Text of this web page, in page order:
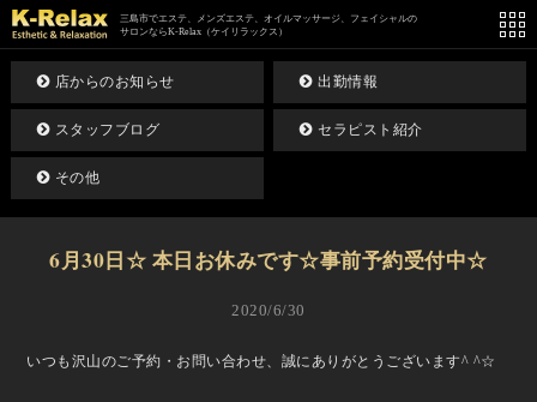
三島市でエステ、メンズエステ、オイルマッサージ、フェイシャルの
サロンならK-Relax（ケイリラックス）
店からのお知らせ 出勤情報
スタッフブログ セラピスト紹介
その他
6月30日☆ 本日お休みです☆事前予約受付中☆
2020/6/30
いつも沢山のご予約・お問い合わせ、誠にありがとうございます^ ^☆